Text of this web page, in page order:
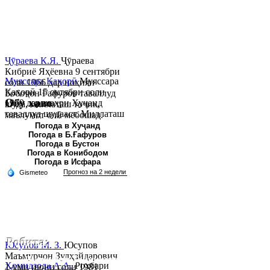
Муяссара ҚаҳорӣМуяссара
Қаҳорӣ 15 октябри соли
1979 дар шаҳри Хуҷанд
таваллуд шудааст. Миллаташ
тоҷик. Маълумот олӣ. Соли
2002 Донишгоҳи давлатии
Хуҷанд ба...
Ҳомидзода А.А.Роҳбари
Ҷӯраева К.Я. Ҷӯраева
Кибриё Яҳёевна 9 сентябри
соли 1966 дар ноҳияи
Бобоҷон Ғафуров таваллуд
шуда, миллаташ тоҷик,
маълумот олӣ мебошад.
Соли 1997 Донишг...
Юсупов М. З. Юсупов
Маъмурҷон Зулҳайдарович
1-уми июни соли 1981
Обу хаво
Погода в Хуҷанд
Погода в Б.Ғафуров
Погода в Бустон
Погода в Конибодом
Погода в Исфара
Робита:
Ҷумҳурии Тоҷикистон, вилояти Суғд,